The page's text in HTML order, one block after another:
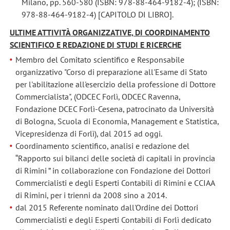
Milano, pp. 560-580 (ISBN: 978-88-464-9182-4); (ISBN:
978-88-464-9182-4) [CAPITOLO DI LIBRO].
ULTIME ATTIVITÀ ORGANIZZATIVE, DI COORDINAMENTO
SCIENTIFICO E REDAZIONE DI STUDI E RICERCHE
Membro del Comitato scientifico e Responsabile
organizzativo "Corso di preparazione all'Esame di Stato
per l'abilitazione all'esercizio della professione di Dottore
Commercialista", (ODCEC Forlì, ODCEC Ravenna,
Fondazione DCEC Forlì-Cesena, patrocinato da Università
di Bologna, Scuola di Economia, Management e Statistica,
Vicepresidenza di Forlì), dal 2015 ad oggi.
Coordinamento scientifico, analisi e redazione del
“Rapporto sui bilanci delle società di capitali in provincia
di Rimini ” in collaborazione con Fondazione dei Dottori
Commercialisti e degli Esperti Contabili di Rimini e CCIAA
di Rimini, per i trienni da 2008 sino a 2014.
dal 2015 Referente nominato dall'Ordine dei Dottori
Commercialisti e degli Esperti Contabili di Forlì dedicato